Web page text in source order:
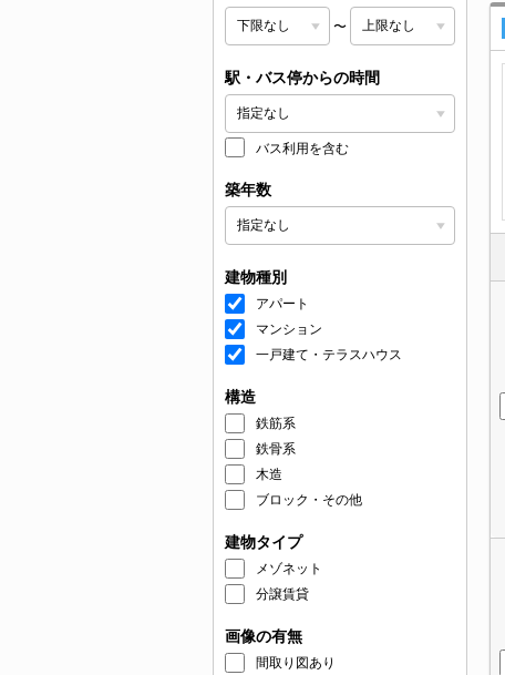
〜
駅・バス停からの時間
バス利用を含む
築年数
建物種別
アパート
マンション
一戸建て・テラスハウス
構造
鉄筋系
鉄骨系
木造
ブロック・その他
建物タイプ
メゾネット
分譲賃貸
画像の有無
間取り図あり